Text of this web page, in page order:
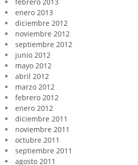
febrero 2013
enero 2013
diciembre 2012
noviembre 2012
septiembre 2012
junio 2012
mayo 2012
abril 2012
marzo 2012
febrero 2012
enero 2012
diciembre 2011
noviembre 2011
octubre 2011
septiembre 2011
agosto 2011